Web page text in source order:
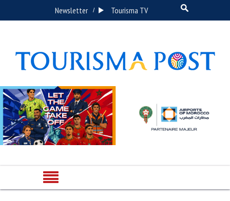
Newsletter / Tourisma TV